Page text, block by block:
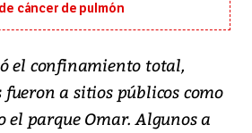
cáncer de pulmón
el confinamiento total,
fueron a sitios públicos como
el parque Omar. Algunos a